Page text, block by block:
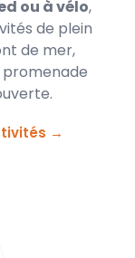
ou à vélo,
de plein
de mer,
promenade
→